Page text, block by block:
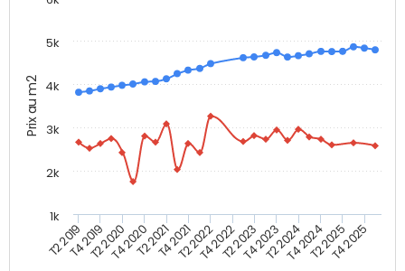
Prix au m2
T2 2019T4 2019T2 2020T4 2020T2 2021T4 2021T2 2022T4 2022T2 2023T4 2023T2 2024T4 2024T2 2025T4 2025
1k
2k
3k
4k
5k